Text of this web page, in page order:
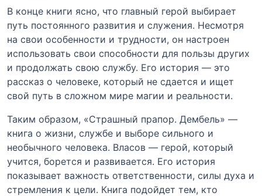
В конце книги ясно, что главный герой выбирает
путь постоянного развития и служения. Несмотря
на свои особенности и трудности, он настроен
использовать свои способности для пользы других
и продолжать свою службу. Его история — это
рассказ о человеке, который не сдается и ищет
свой путь в сложном мире магии и реальности.
Таким образом, «Страшный прапор. Дембель» —
книга о жизни, службе и выборе сильного и
необычного человека. Власов — герой, который
учится, борется и развивается. Его история
показывает важность ответственности, силы духа и
стремления к цели. Книга подойдет тем, кто